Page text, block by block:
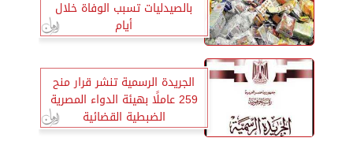
بالصيدليات تسبب الوفاة خلال
أيام
الجريدة الرسمية تنشر قرار منح
259 عاملًا بهيئة الدواء المصرية
الضبطية القضائية